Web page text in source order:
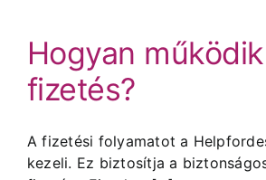
Hogyan
fizetés?
A fizetési folyamatot a
kezeli. Ez biztosítja a